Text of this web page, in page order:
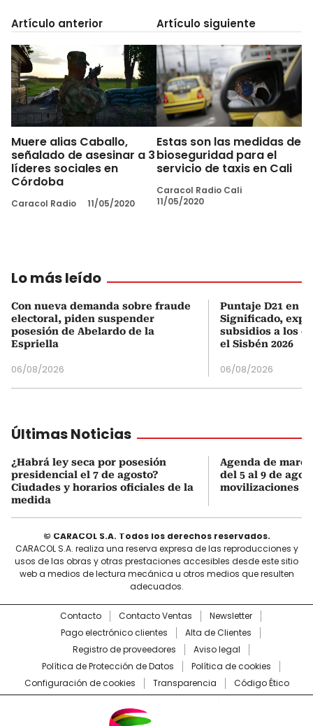
Artículo anterior
Muere alias Caballo,
señalado de asesinar a 3
líderes sociales en
Córdoba
Caracol Radio 11/05/2020
Artículo siguiente
Estas son las medidas de
bioseguridad para el
servicio de taxis en Cali
Caracol Radio Cali
11/05/2020
Lo más leído
Con nueva demanda sobre fraude
electoral, piden suspender
posesión de Abelardo de la
Espriella
06/08/2026
Puntaje D21 en
Significado,
subsidios a los
el Sisbén 2026
06/08/2026
Últimas Noticias
¿Habrá ley seca por posesión
presidencial el 7 de agosto?
Ciudades y horarios oficiales de la
medida
Agenda de
del 5 al 9 de
movilizaciones y
© CARACOL S.A. Todos los derechos reservados.
CARACOL S.A. realiza una reserva expresa de las reproducciones y
usos de las obras y otras prestaciones accesibles desde este sitio
web a medios de lectura mecánica u otros medios que resulten
adecuados.
Contacto Contacto Ventas
Newsletter
Pago electrónico clientes
Alta de Clientes
Registro de proveedores
Aviso legal
Política de Protección de Datos
Política de cookies
Configuración de cookies
Transparencia Código Ético